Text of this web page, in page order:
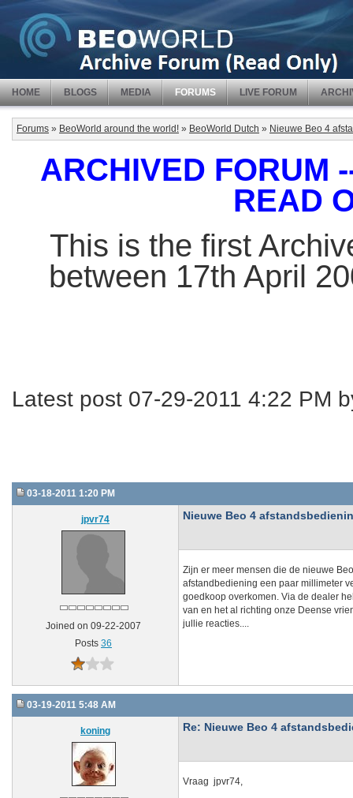
HOME BLOGS MEDIA FORUMS LIVE FORUM
Forums » BeoWorld around the world! » BeoWorld Dutch » Nieuwe Beo 4
ARCHIVED FORUM
READ
This is the first
between 17th April
Latest post 07-29-2011 4:22 PM
03-18-2011 1:20 PM
jpvr74
Joined on 09-22-2007
Posts 36
Nieuwe Beo 4
Zijn er meer mensen die de nieuwe
afstandbediening een paar millimeter
goedkoop overkomen. Via de dealer
van en het al richting onze Deense
jullie reacties....
03-19-2011 5:48 AM
koning Re: Nieuwe Beo 4
Vraag jpvr74,